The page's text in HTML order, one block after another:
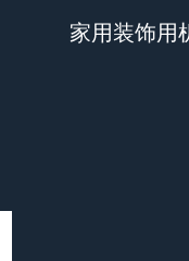
家用装饰用